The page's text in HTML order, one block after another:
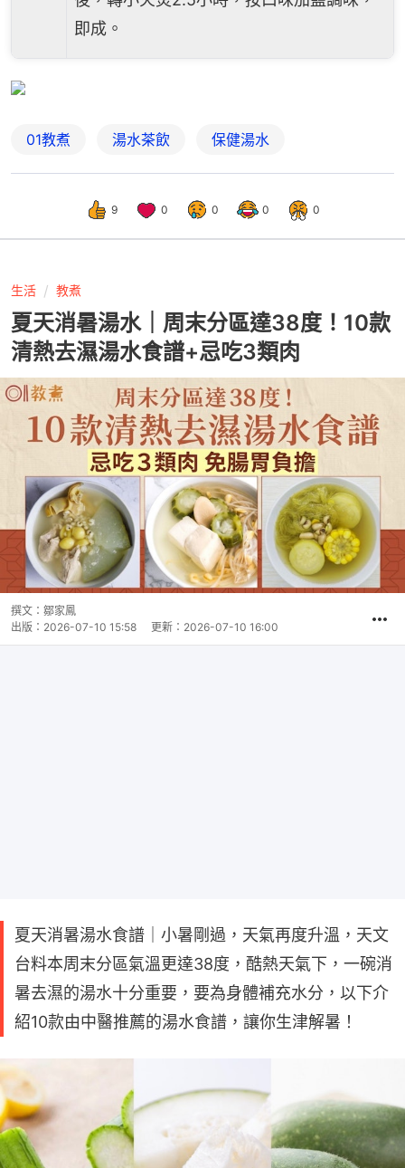
即成。
01教煮 湯水茶飲 保健湯水
9 0 0 0 0
生活 教煮
夏天消暑湯水｜周末分區達38度！10款
清熱去濕湯水食譜+忌吃3類肉
撰文： 鄒家鳳
出版： 2026-07-10 15:58 更新： 2026-07-10 16:00
夏天消暑湯水食譜｜小暑剛過，天氣再度升溫，天文
台料本周末分區氣溫更達38度，酷熱天氣下，一碗消
暑去濕的湯水十分重要，要為身體補充水分，以下介
紹10款由中醫推薦的湯水食譜，讓你生津解暑！